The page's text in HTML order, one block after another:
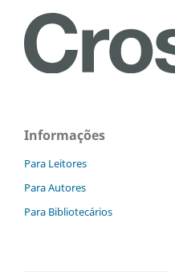
Informações
Para Leitores
Para Autores
Para Bibliotecários